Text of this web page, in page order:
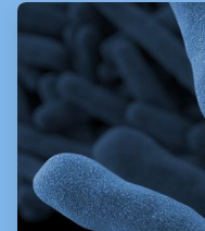
ArticleTile
1